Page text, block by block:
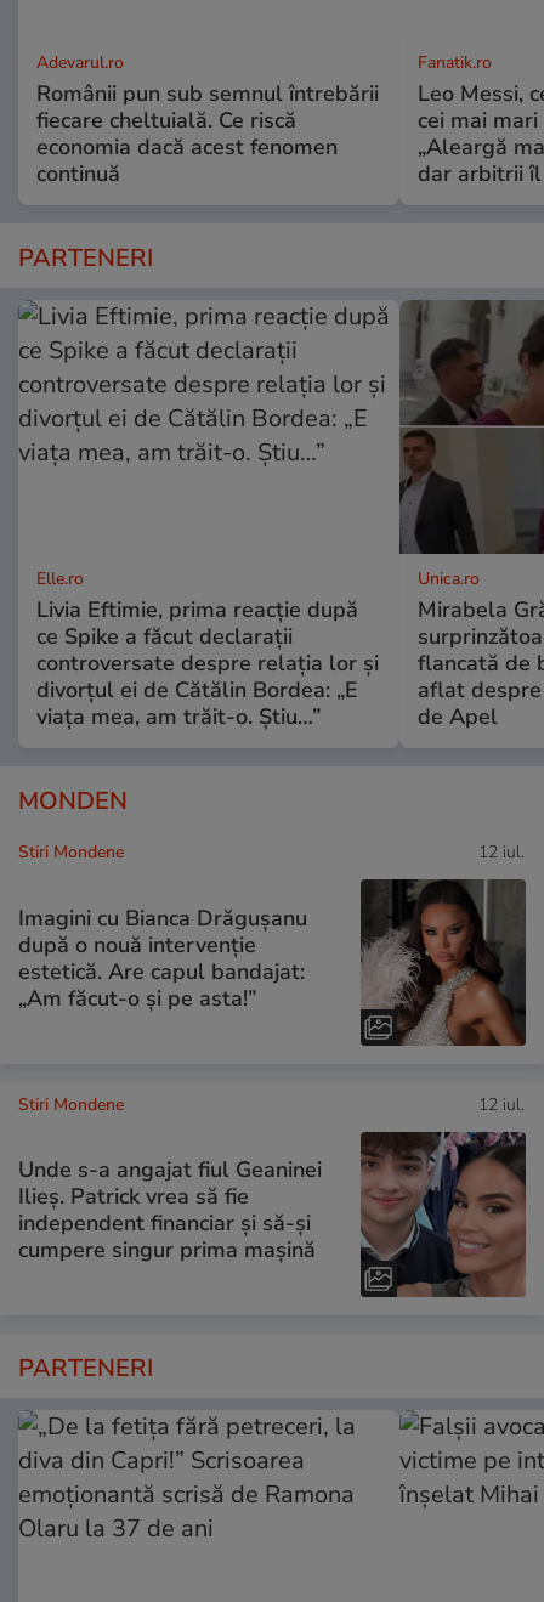
Adevarul.ro
Românii pun sub semnul întrebării
fiecare cheltuială. Ce riscă
economia dacă acest fenomen
continuă
Fanatik.ro
Leo Messi,
cei mai
„Aleargă
dar arbitrii îl
PARTENERI
Elle.ro
Livia Eftimie, prima reacție după
ce Spike a făcut declarații
controversate despre relația lor și
divorțul ei de Cătălin Bordea: „E
viața mea, am trăit-o. Știu…”
Unica.ro
Mirabela
flancată de
aflat
de Apel
MONDEN
Stiri Mondene 12 iul.
Imagini cu Bianca Drăgușanu
după o nouă intervenție
estetică. Are capul bandajat:
„Am făcut-o și pe asta!”
Stiri Mondene 12 iul.
Unde s-a angajat fiul Geaninei
Ilieș. Patrick vrea să fie
independent financiar și să-și
cumpere singur prima mașină
PARTENERI